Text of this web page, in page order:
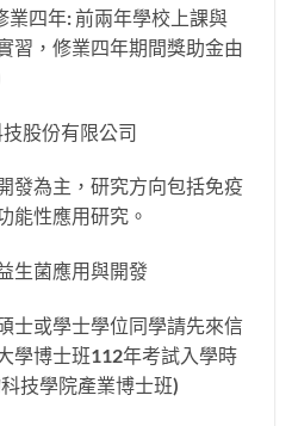
業四年:前兩年學校上課與
習，修業四年期間獎助金由
股份有限公司
發為主，研究方向包括免疫
能性應用研究。
生菌應用與開發
士或學士學位同學請先來信
學博士班112年考試入學時
技學院產業博士班)